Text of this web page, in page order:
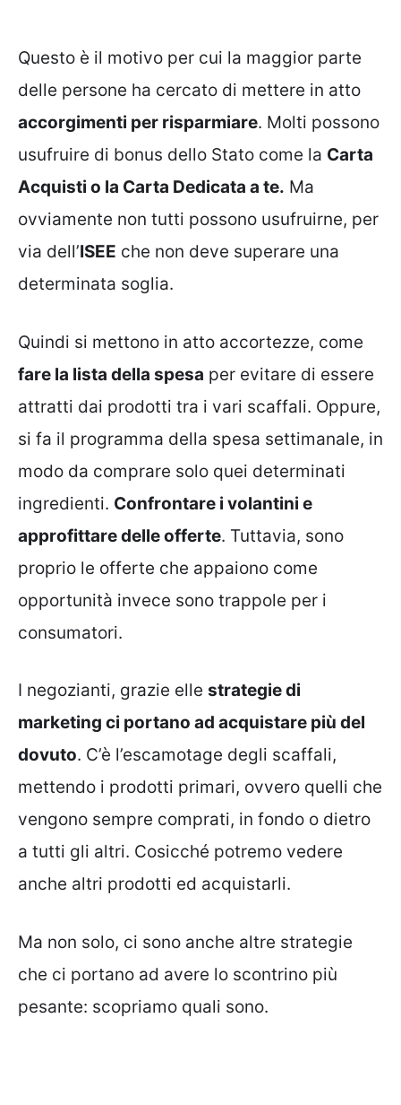
Questo è il motivo per cui la maggior parte
delle persone ha cercato di mettere in atto
accorgimenti per risparmiare. Molti possono
usufruire di bonus dello Stato come la Carta
Acquisti o la Carta Dedicata a te. Ma
ovviamente non tutti possono usufruirne, per
via dell’ISEE che non deve superare una
determinata soglia.
Quindi si mettono in atto accortezze, come
fare la lista della spesa per evitare di essere
attratti dai prodotti tra i vari scaffali. Oppure,
si fa il programma della spesa settimanale, in
modo da comprare solo quei determinati
ingredienti. Confrontare i volantini e
approfittare delle offerte. Tuttavia, sono
proprio le offerte che appaiono come
opportunità invece sono trappole per i
consumatori.
I negozianti, grazie elle strategie di
marketing ci portano ad acquistare più del
dovuto. C’è l’escamotage degli scaffali,
mettendo i prodotti primari, ovvero quelli che
vengono sempre comprati, in fondo o dietro
a tutti gli altri. Cosicché potremo vedere
anche altri prodotti ed acquistarli.
Ma non solo, ci sono anche altre strategie
che ci portano ad avere lo scontrino più
pesante: scopriamo quali sono.